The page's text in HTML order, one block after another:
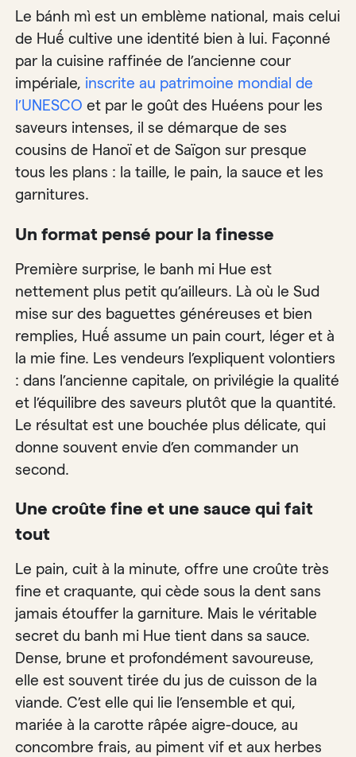
Le bánh mì est un emblème national, mais celui
de Huế cultive une identité bien à lui. Façonné
par la cuisine raffinée de l’ancienne cour
impériale, inscrite au patrimoine mondial de
l’UNESCO et par le goût des Huéens pour les
saveurs intenses, il se démarque de ses
cousins de Hanoï et de Saïgon sur presque
tous les plans : la taille, le pain, la sauce et les
garnitures.
Un format pensé pour la finesse
Première surprise, le banh mi Hue est
nettement plus petit qu’ailleurs. Là où le Sud
mise sur des baguettes généreuses et bien
remplies, Huế assume un pain court, léger et à
la mie fine. Les vendeurs l’expliquent volontiers
: dans l’ancienne capitale, on privilégie la qualité
et l’équilibre des saveurs plutôt que la quantité.
Le résultat est une bouchée plus délicate, qui
donne souvent envie d’en commander un
second.
Une croûte fine et une sauce qui fait
tout
Le pain, cuit à la minute, offre une croûte très
fine et craquante, qui cède sous la dent sans
jamais étouffer la garniture. Mais le véritable
secret du banh mi Hue tient dans sa sauce.
Dense, brune et profondément savoureuse,
elle est souvent tirée du jus de cuisson de la
viande. C’est elle qui lie l’ensemble et qui,
mariée à la carotte râpée aigre-douce, au
concombre frais, au piment vif et aux herbes